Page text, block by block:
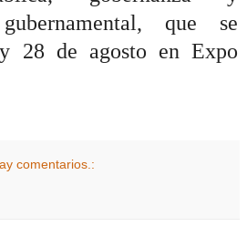
que se
28 de agosto en Expo
comentarios.: